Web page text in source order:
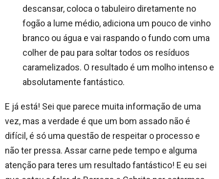
descansar, coloca o tabuleiro diretamente no
fogão a lume médio, adiciona um pouco de vinho
branco ou água e vai raspando o fundo com uma
colher de pau para soltar todos os resíduos
caramelizados. O resultado é um molho intenso e
absolutamente fantástico.
E já está! Sei que parece muita informação de uma
vez, mas a verdade é que um bom assado não é
difícil, é só uma questão de respeitar o processo e
não ter pressa. Assar carne pede tempo e alguma
atenção para teres um resultado fantástico! E eu sei